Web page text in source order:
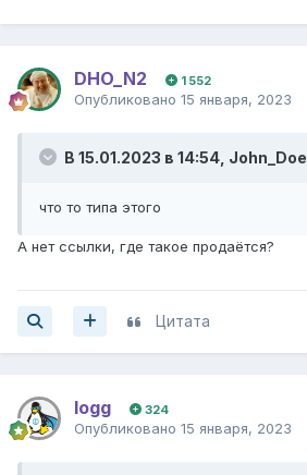
DHO_N2 1 552
Опубликовано 15 января, 2023
В 15.01.2023 в 14:54, John_Doe
что то типа этого
А нет ссылки, где такое продаётся?
Цитата
logg 324
Опубликовано 15 января, 2023